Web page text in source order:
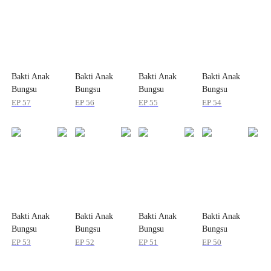
Bakti Anak
Bungsu
EP57
Bakti Anak
Bungsu
EP56
Bakti Anak
Bungsu
EP55
Bakti Anak
Bungsu
EP54
Bakti Anak
Bungsu
EP53
Bakti Anak
Bungsu
EP52
Bakti Anak
Bungsu
EP51
Bakti Anak
Bungsu
EP50